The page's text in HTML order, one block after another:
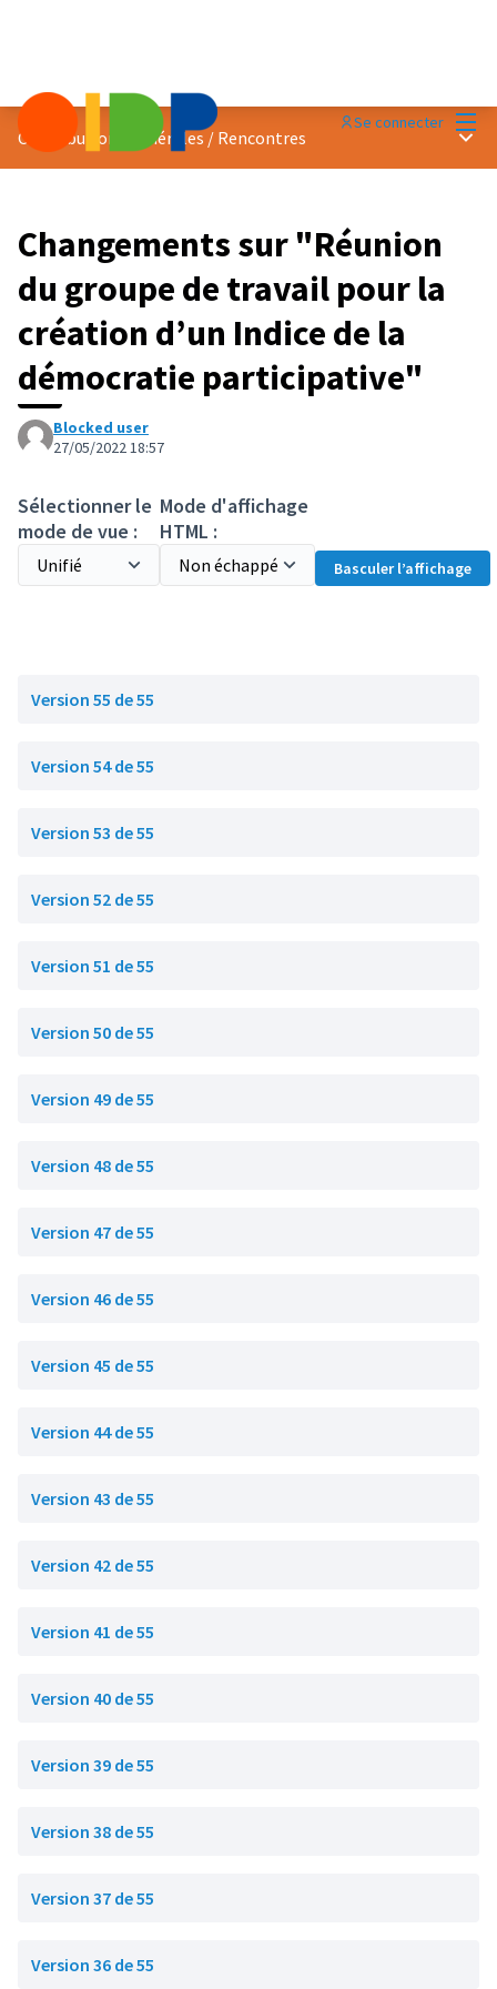
Se connecter
Contributions générales / Rencontres
Changements sur "Réunion
du groupe de travail pour la
création d’un Indice de la
démocratie participative"
Blocked user
27/05/2022 18:57
Sélectionner le
mode de vue :
Mode d'affichage
HTML :
Basculer l’affichage
Version 55 de 55
Version 54 de 55
Version 53 de 55
Version 52 de 55
Version 51 de 55
Version 50 de 55
Version 49 de 55
Version 48 de 55
Version 47 de 55
Version 46 de 55
Version 45 de 55
Version 44 de 55
Version 43 de 55
Version 42 de 55
Version 41 de 55
Version 40 de 55
Version 39 de 55
Version 38 de 55
Version 37 de 55
Version 36 de 55